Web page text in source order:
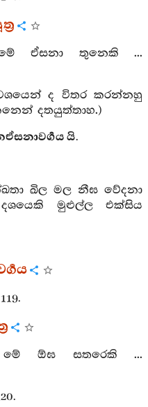
මේ ඒසනා තුනෙකි ...
ද විතර කරන්නහු
දතයුත්තාහ.)
යි.
ඛිල මල නීඝ වේදනා
මුළුල්ල එක්සිය
මේ ඕඝ සතරෙකි ...